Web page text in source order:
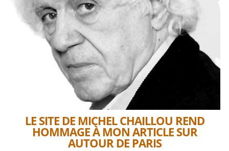
LE SITE DE MICHEL CHAILLOU REND
HOMMAGE À MON ARTICLE SUR
AUTOUR DE PARIS